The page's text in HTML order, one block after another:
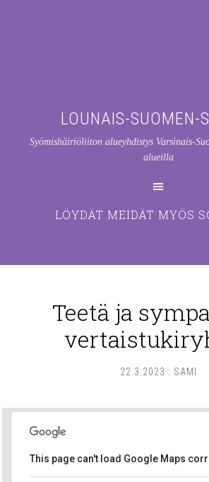
LOUNAIS-SUOMEN-
Syömishäiriöliiton alueyhdistys Varsinais-
alueilla
LÖYDÄT MEIDÄT MYÖS
Teetä ja
22.3.2023 : SAMI
This page can't load Google Maps